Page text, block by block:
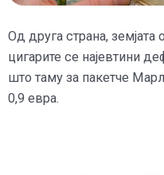
Од друга страна,
цигарите се најевтини
што таму за пакетче
0,9 евра.